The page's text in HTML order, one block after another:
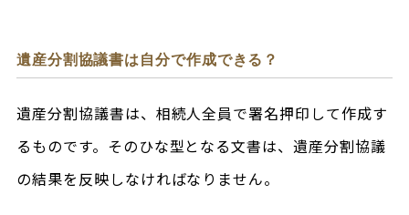
遺産分割協議書は自分で作成できる？
遺産分割協議書は、相続人全員で署名押印して作成す
るものです。そのひな型となる文書は、遺産分割協議
の結果を反映しなければなりません。